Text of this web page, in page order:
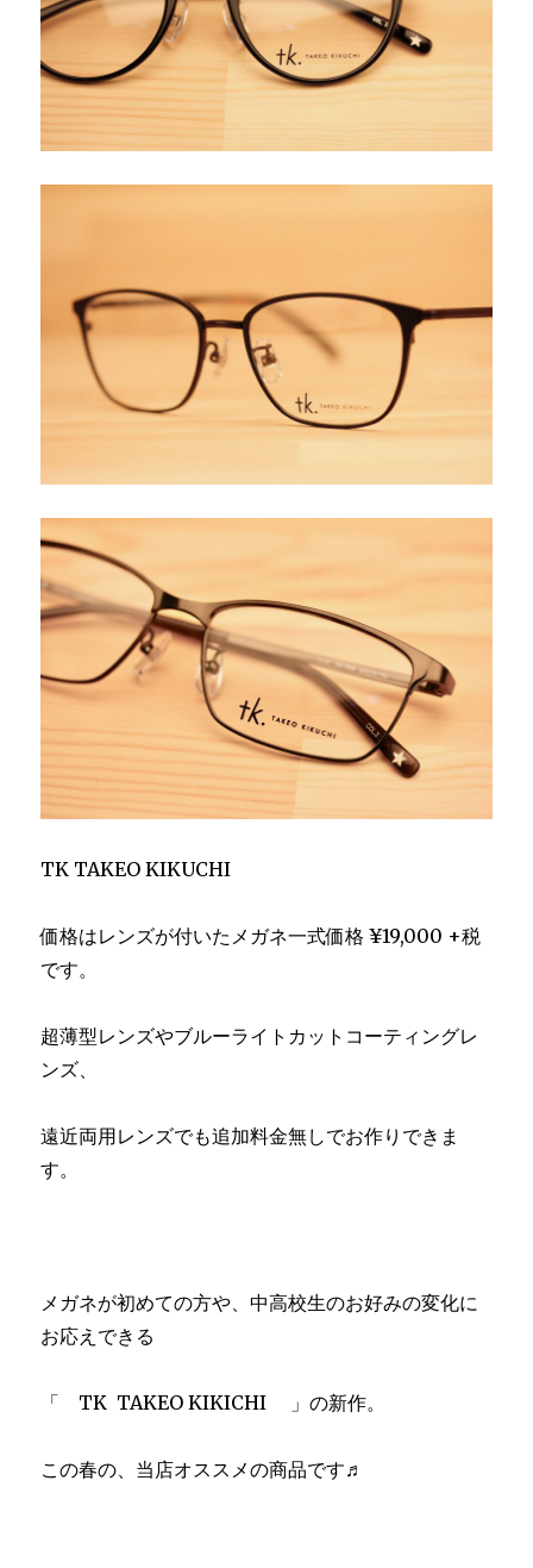
TK TAKEO KIKUCHI
価格はレンズが付いたメガネ一式価格 ¥19,000 +税
です。
超薄型レンズやブルーライトカットコーティングレ
ンズ、
遠近両用レンズでも追加料金無しでお作りできま
す。
メガネが初めての方や、中高校生のお好みの変化に
お応えできる
「 TK TAKEO KIKICHI 」の新作。
この春の、当店オススメの商品です♬